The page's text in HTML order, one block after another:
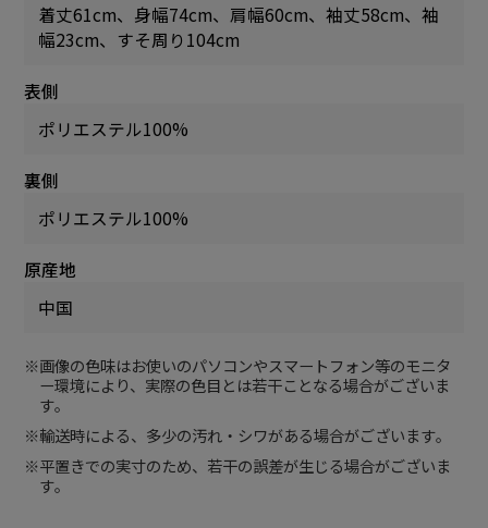
着丈61cm、身幅74cm、肩幅60cm、袖丈58cm、袖
幅23cm、すそ周り104cm
表側
ポリエステル100%
裏側
ポリエステル100%
原産地
中国
※画像の色味はお使いのパソコンやスマートフォン等のモニタ
ー環境により、実際の色目とは若干ことなる場合がございま
す｡
※輸送時による、多少の汚れ・シワがある場合がございます｡
※平置きでの実寸のため、若干の誤差が生じる場合がございま
す｡